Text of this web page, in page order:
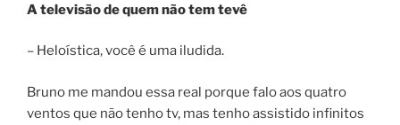
A televisão de quem não tem tevê
– Heloística, você é uma iludida.
Bruno me mandou essa real porque falo aos quatro
ventos que não tenho tv, mas tenho assistido infinitos